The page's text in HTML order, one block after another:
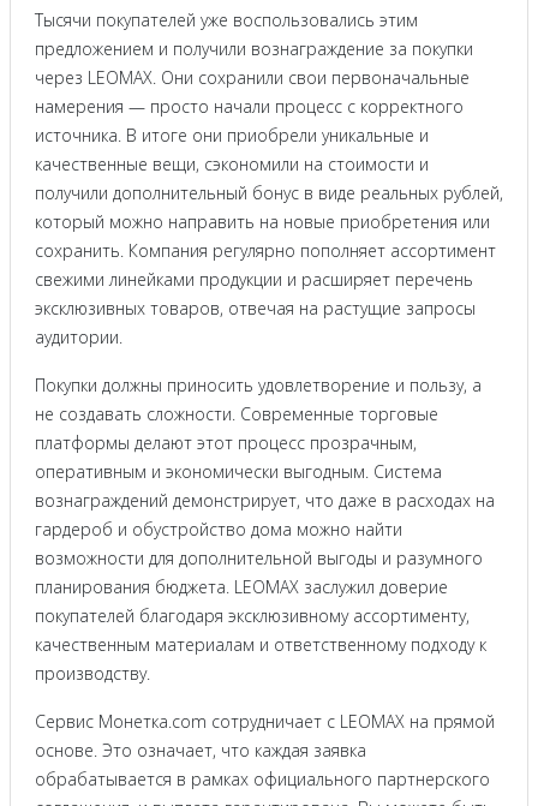
Тысячи покупателей уже воспользовались этим
предложением и получили вознаграждение за покупки
через LEOMAX. Они сохранили свои первоначальные
намерения — просто начали процесс с корректного
источника. В итоге они приобрели уникальные и
качественные вещи, сэкономили на стоимости и
получили дополнительный бонус в виде реальных рублей,
который можно направить на новые приобретения или
сохранить. Компания регулярно пополняет ассортимент
свежими линейками продукции и расширяет перечень
эксклюзивных товаров, отвечая на растущие запросы
аудитории.
Покупки должны приносить удовлетворение и пользу, а
не создавать сложности. Современные торговые
платформы делают этот процесс прозрачным,
оперативным и экономически выгодным. Система
вознаграждений демонстрирует, что даже в расходах на
гардероб и обустройство дома можно найти
возможности для дополнительной выгоды и разумного
планирования бюджета. LEOMAX заслужил доверие
покупателей благодаря эксклюзивному ассортименту,
качественным материалам и ответственному подходу к
производству.
Сервис Монетка.com сотрудничает с LEOMAX на прямой
основе. Это означает, что каждая заявка
обрабатывается в рамках официального партнерского